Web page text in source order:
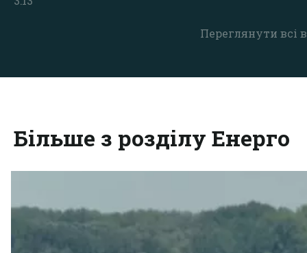
Переглянути всі
Більше з розділу Енерго